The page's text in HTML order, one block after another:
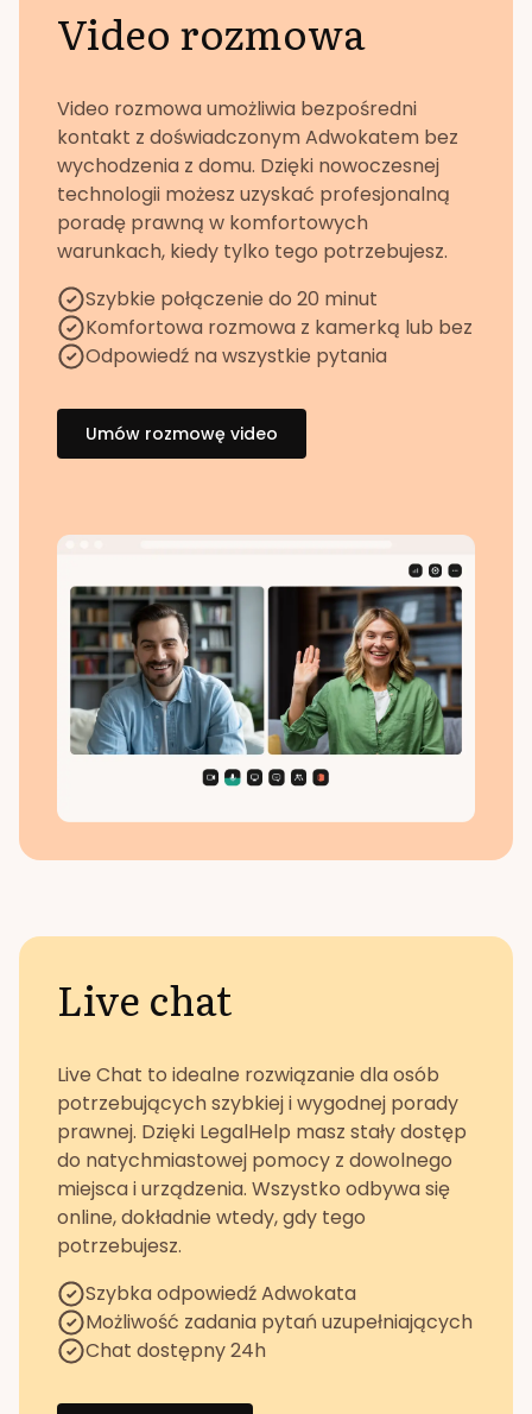
Video rozmowa
Video rozmowa umożliwia bezpośredni
kontakt z doświadczonym Adwokatem bez
wychodzenia z domu. Dzięki nowoczesnej
technologii możesz uzyskać profesjonalną
poradę prawną w komfortowych
warunkach, kiedy tylko tego potrzebujesz.
Szybkie połączenie do 20 minut
Komfortowa rozmowa z kamerką lub bez
Odpowiedź na wszystkie pytania
Umów rozmowę video
Live chat
Live Chat to idealne rozwiązanie dla osób
potrzebujących szybkiej i wygodnej porady
prawnej. Dzięki LegalHelp masz stały dostęp
do natychmiastowej pomocy z dowolnego
miejsca i urządzenia. Wszystko odbywa się
online, dokładnie wtedy, gdy tego
potrzebujesz.
Szybka odpowiedź Adwokata
Możliwość zadania pytań uzupełniających
Chat dostępny 24h